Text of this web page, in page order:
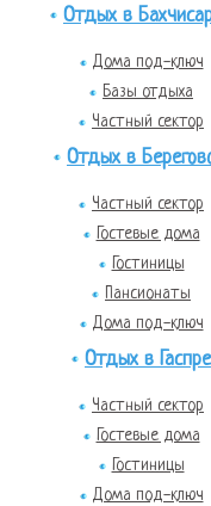
Отдых в
Дома под-ключ
Базы отдыха
Частный сектор
Отдых в
Частный сектор
Гостевые дома
Гостиницы
Пансионаты
Дома под-ключ
Отдых в Гаспре
Частный сектор
Гостевые дома
Гостиницы
Дома под-ключ